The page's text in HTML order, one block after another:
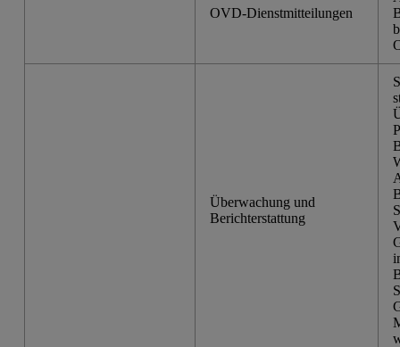
OVD-Dienstmitteilungen
Überwachung und
Berichterstattung